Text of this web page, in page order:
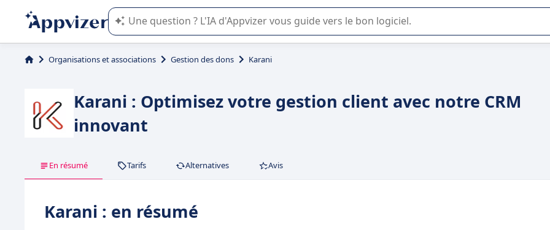
L'IA de Appvizer vous guide dans l'utilisation ou la sélection de logiciel SaaS en entreprise.
Organisations et associations Gestion des dons Karani
Karani : Optimisez votre gestion client avec notre CRM
innovant
En résumé Tarifs Alternatives Avis
Karani : en résumé